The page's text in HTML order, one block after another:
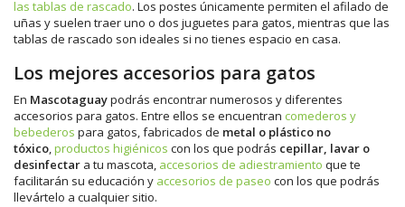
las tablas de rascado. Los postes únicamente permiten el afilado de
uñas y suelen traer uno o dos juguetes para gatos, mientras que las
tablas de rascado son ideales si no tienes espacio en casa.
Los mejores accesorios para gatos
En Mascotaguaypodrás encontrar numerosos y diferentes
accesorios para gatos. Entre ellos se encuentran comederos y
bebederos para gatos, fabricados de metal o plástico no
tóxico,productos higiénicos con los que podrás cepillar, lavar o
desinfectar a tu mascota, accesorios de adiestramiento que te
facilitarán su educación y accesorios de paseo con los que podrás
llevártelo a cualquier sitio.